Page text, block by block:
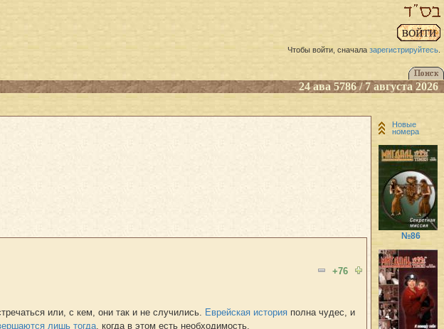
Чтобы войти, сначала зарегистрируйтесь.
24 ава 5786 / 7 августа 2026
+76
или, с кем, они так и не случились. Еврейская история полна чудес, и
лишь тогда , когда в этом есть необходимость.
Новые
номера
№86